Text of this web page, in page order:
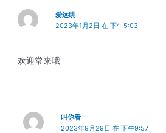
爱远眺
2023年1月2日 在 下午5:03
欢迎常来哦
叫你看
2023年9月29日 在 下午9:57